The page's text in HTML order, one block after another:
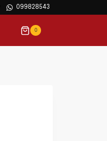
099828543
0